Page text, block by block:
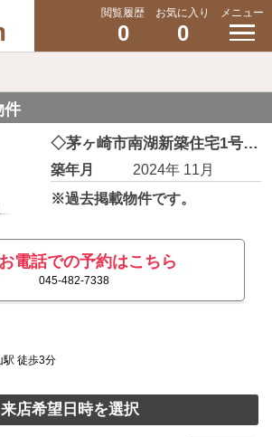
閲覧履歴
0
お気に入り
0
メニュー
件
◇茅ヶ崎市南湖新築住宅1号棟◇
築年月
2024年 11月
※過去掲載物件です。
お電話での予約はこちら
045-482-7338
駅 徒歩3分
来店希望日時を選択